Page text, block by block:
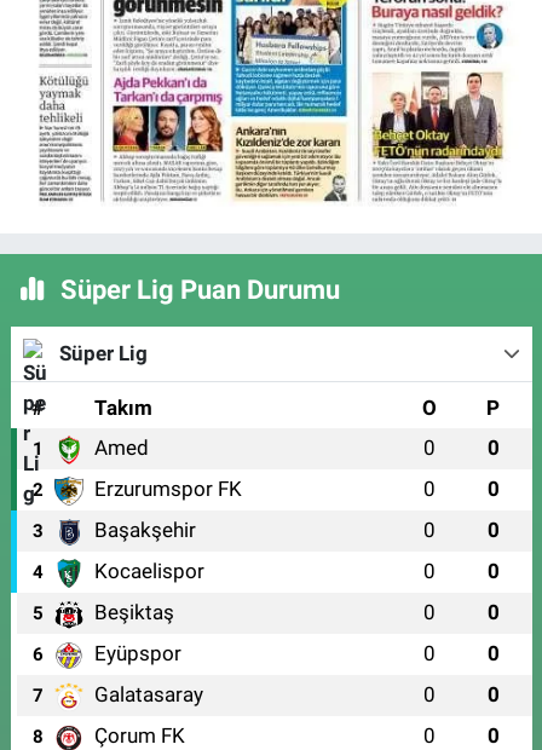
Süper Lig Puan Durumu
Süper Lig
# Takım O P
1 Amed 0 0
2 Erzurumspor FK 0 0
3 Başakşehir 0 0
4 Kocaelispor 0 0
5 Beşiktaş 0 0
6 Eyüpspor 0 0
7 Galatasaray 0 0
8 Çorum FK 0 0